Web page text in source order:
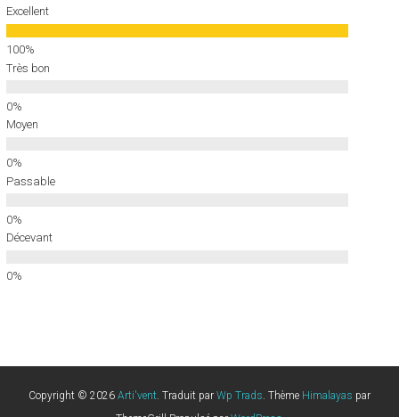
Excellent
Très bon
Moyen
Passable
Décevant
Copyright © 2026 Arti'vent. Traduit par Wp Trads. Thème Himalayas par